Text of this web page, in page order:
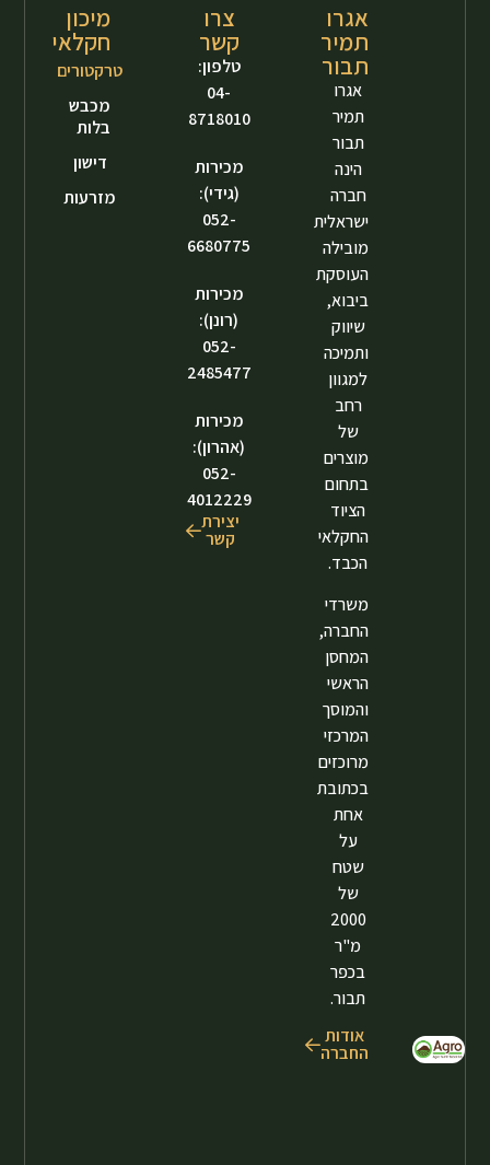
אגרו
תמיר
תבור
אגרו
תמיר
תבור
הינה
חברה
ישראלית
מובילה
העוסקת
ביבוא,
שיווק
ותמיכה
למגוון
רחב
של
מוצרים
בתחום
הציוד
החקלאי
הכבד.
משרדי
החברה,
המחסן
הראשי
והמוסך
המרכזי
מרוכזים
בכתובת
אחת
על
שטח
של
2000
מ"ר
בכפר
תבור.
אודות
החברה
צרו
קשר
טלפון:
04-
8718010
מכירות
(גידי):
052-
6680775
מכירות
(רונן):
052-
2485477
מכירות
(אהרון):
052-
4012229
יצירת
קשר
מיכון
חקלאי
טרקטורים
מכבש
בלות
דישון
מזרעות